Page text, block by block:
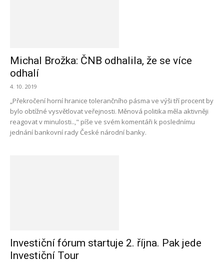
Michal Brožka: ČNB odhalila, že se více
odhalí
4. 10. 2019
„Překročení horní hranice tolerančního pásma ve výši tří procent by
bylo obtížné vysvětlovat veřejnosti. Měnová politika měla aktivněji
reagovat v minulosti..," píše ve svém komentáři k poslednímu
jednání bankovní rady České národní banky.
Investiční fórum startuje 2. října. Pak jede
Investiční Tour